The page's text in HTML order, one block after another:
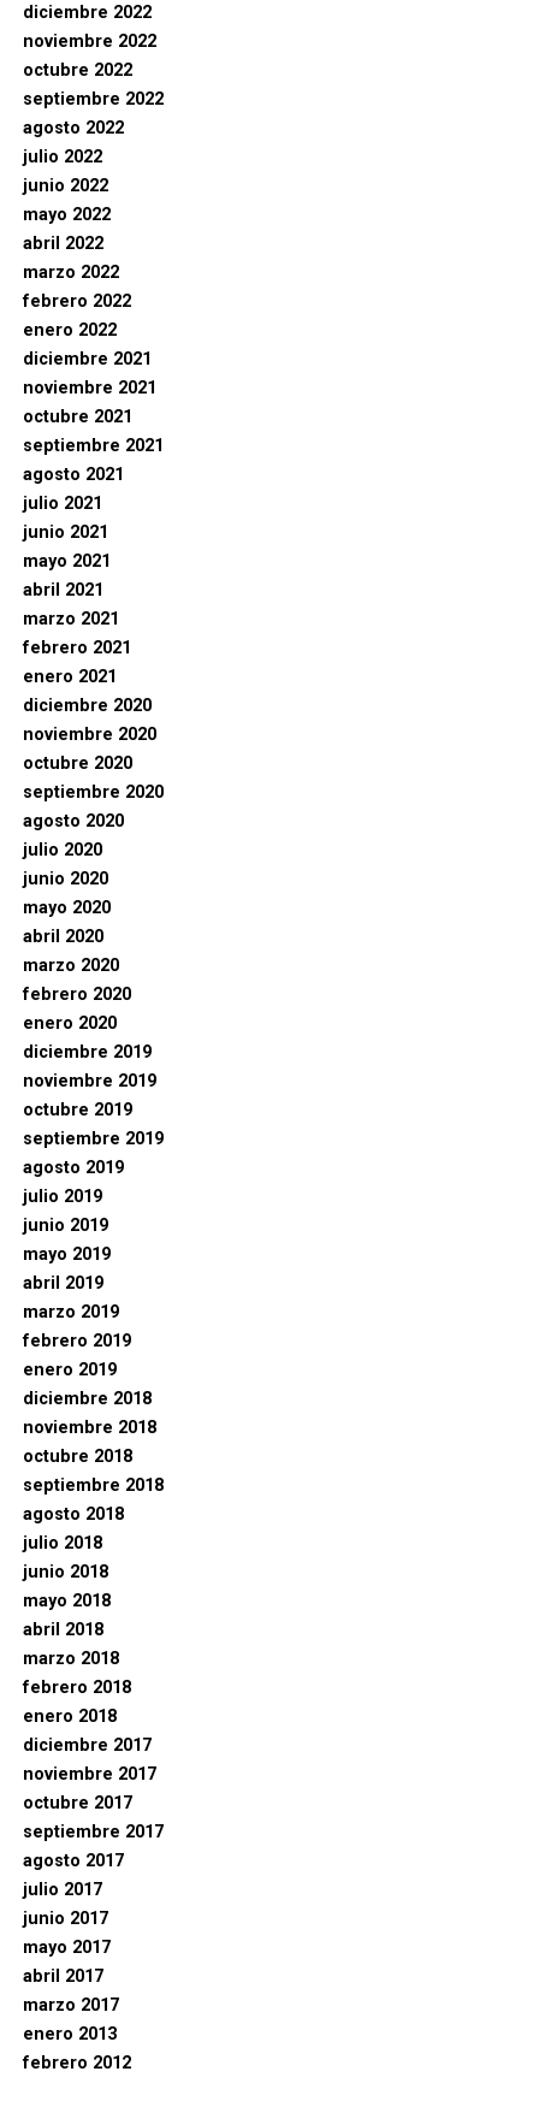
diciembre 2022
noviembre 2022
octubre 2022
septiembre 2022
agosto 2022
julio 2022
junio 2022
mayo 2022
abril 2022
marzo 2022
febrero 2022
enero 2022
diciembre 2021
noviembre 2021
octubre 2021
septiembre 2021
agosto 2021
julio 2021
junio 2021
mayo 2021
abril 2021
marzo 2021
febrero 2021
enero 2021
diciembre 2020
noviembre 2020
octubre 2020
septiembre 2020
agosto 2020
julio 2020
junio 2020
mayo 2020
abril 2020
marzo 2020
febrero 2020
enero 2020
diciembre 2019
noviembre 2019
octubre 2019
septiembre 2019
agosto 2019
julio 2019
junio 2019
mayo 2019
abril 2019
marzo 2019
febrero 2019
enero 2019
diciembre 2018
noviembre 2018
octubre 2018
septiembre 2018
agosto 2018
julio 2018
junio 2018
mayo 2018
abril 2018
marzo 2018
febrero 2018
enero 2018
diciembre 2017
noviembre 2017
octubre 2017
septiembre 2017
agosto 2017
julio 2017
junio 2017
mayo 2017
abril 2017
marzo 2017
enero 2013
febrero 2012